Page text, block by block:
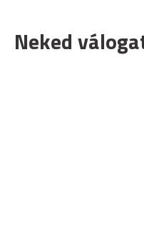
Neked